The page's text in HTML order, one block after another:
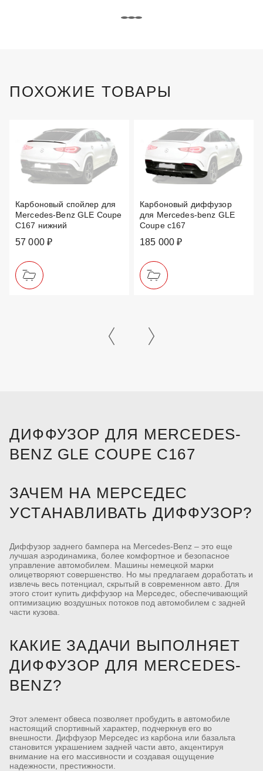
ПОХОЖИЕ ТОВАРЫ
Карбоновый спойлер для
Mercedes-Benz GLE Coupe
C167 нижний
57 000 ₽
Карбоновый диффузор
для Mercedes-benz GLE
Coupe c167
185 000 ₽
ДИФФУЗОР ДЛЯ MERCEDES-
BENZ GLE COUPE C167
ЗАЧЕМ НА МЕРСЕДЕС
УСТАНАВЛИВАТЬ ДИФФУЗОР?
Диффузор заднего бампера на Mercedes-Benz – это еще
лучшая аэродинамика, более комфортное и безопасное
управление автомобилем. Машины немецкой марки
олицетворяют совершенство. Но мы предлагаем доработать и
извлечь весь потенциал, скрытый в современном авто. Для
этого стоит купить диффузор на Мерседес, обеспечивающий
оптимизацию воздушных потоков под автомобилем с задней
части кузова.
КАКИЕ ЗАДАЧИ ВЫПОЛНЯЕТ
ДИФФУЗОР ДЛЯ MERCEDES-
BENZ?
Этот элемент обвеса позволяет пробудить в автомобиле
настоящий спортивный характер, подчеркнув его во
внешности. Диффузор Мерседес из карбона или базальта
становится украшением задней части авто, акцентируя
внимание на его массивности и создавая ощущение
надежности, престижности.